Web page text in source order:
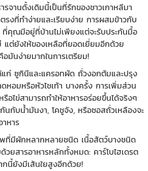
จานดั้งเดิมนี้เป็นที่รักของชาวเกาหลีมา
งที่ทำง่ายและเรียบง่าย การผสมข้าวกับ
คุณมีอยู่ที่บ้านไม่เพียงแต่จะรับประกันมื้อ
แต่ยังให้ของเหลือที่ยอดเยี่ยมอีกด้วย
มันง่ายมากในการเตรียม!
ก่ ซูกินีและแครอทผัด ถั่วงอกต้มและปรุง
หอมหรือหัวไชเท้า บางครั้ง การเพิ่มส่วน
อไข่สามารถทำให้อาหารอร่อยขึ้นได้จริงๆ
กับน้ำมันงา, โคชูจัง, หรือซอสถั่วเหลืองจะ
หาร
ที่มีผักหลากหลายชนิด เนื้อสัตว์บางชนิด
วยสารอาหารหลักทั้งหมด: คาร์โบไฮเดรต
นี้ยังมีเส้นใยสูงอีกด้วย!